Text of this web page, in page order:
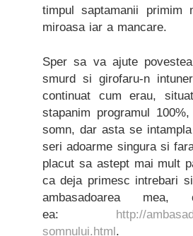
timpul saptamanii
miroasa iar a mancare.
Sper sa va ajute
smurd si girofaru-n
continuat cum erau,
stapanim programul
somn, dar asta se
seri adoarme singura si
placut sa astept mai mult
ca deja primesc intrebari
ambasadoarea
ea: http://
somnului.html.